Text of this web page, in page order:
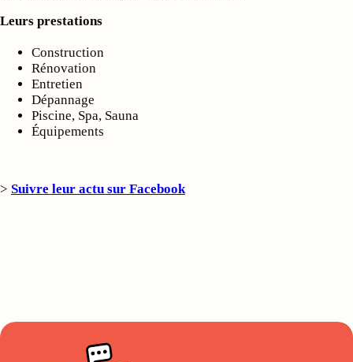
Leurs prestations
Construction
Rénovation
Entretien
Dépannage
Piscine, Spa, Sauna
Équipements
> Suivre leur actu sur Facebook